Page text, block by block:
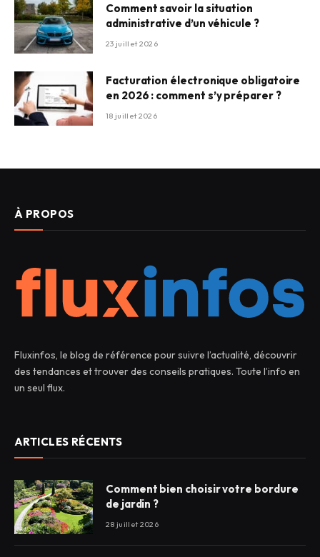
Comment savoir la situation
administrative d’un véhicule ?
23 juillet 2026
Facturation électronique obligatoire
en 2026 : comment s’y préparer ?
18 juillet 2026
À PROPOS
Fluxinfos, le blog de référence pour suivre l’actualité, découvrir
des tendances et trouver des conseils pratiques. Toute l’info en
un seul flux.
ARTICLES RÉCENTS
Comment bien choisir votre bordure
de jardin ?
28 juillet 2026